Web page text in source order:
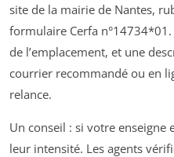
site de la mairie de Nantes,
formulaire Cerfa
de l’emplacement, et une
courrier recommandé ou en
relance.
Un conseil : si votre enseigne
leur intensité. Les agents